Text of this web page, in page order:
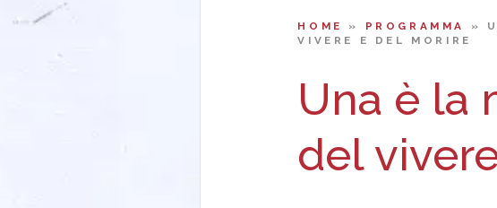
HOME » PROGRAMMA »
VIVERE E DEL MORIRE
Una è la
del